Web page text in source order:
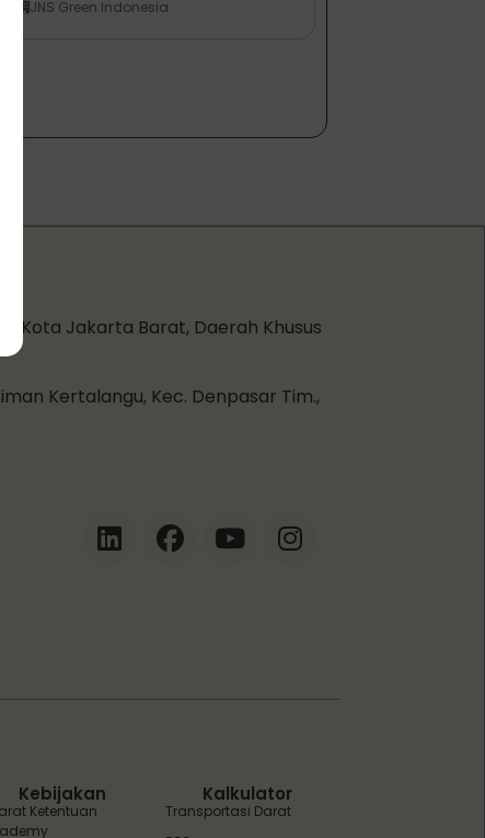
JNS Green Indonesia
Kota Jakarta Barat, Daerah Khusus
Kertalangu, Kec. Denpasar Tim.,
Kebijakan
Ketentuan
Kalkulator
Transportasi Darat